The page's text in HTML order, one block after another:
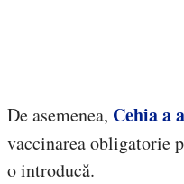
De asemenea, Cehia a
vaccinarea obligatorie
o introducă.